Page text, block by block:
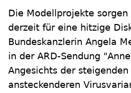
Die Modellprojekte
derzeit für eine hitzige
Bundeskanzlerin Angela
in der ARD-Sendung
Angesichts der
ansteckenderen